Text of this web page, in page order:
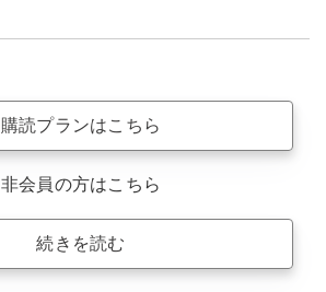
購読プランはこちら
非会員の方はこちら
続きを読む